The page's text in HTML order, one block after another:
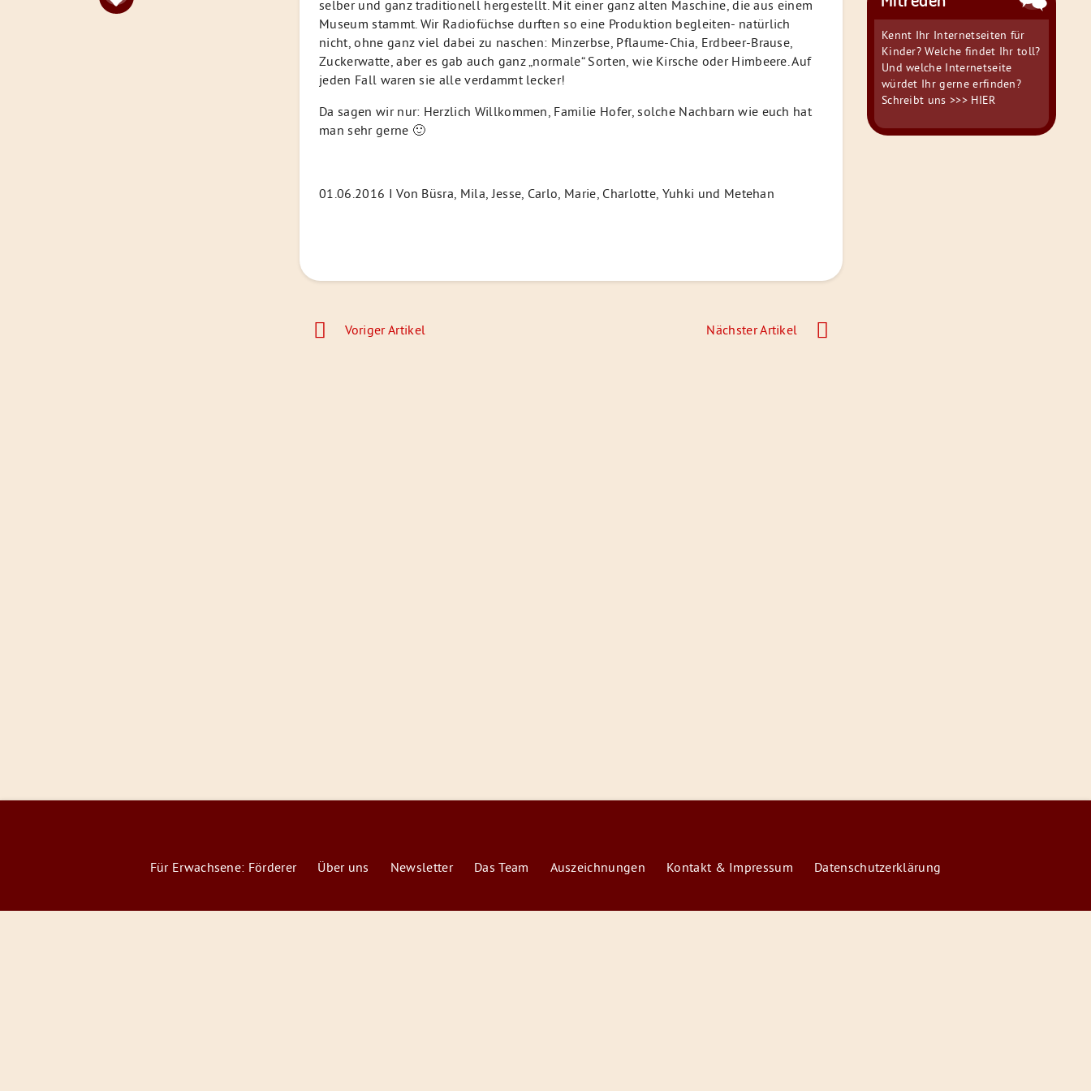
selber und ganz traditionell hergestellt. Mit einer ganz alten Maschine, die aus einem
Museum stammt. Wir Radiofüchse durften so eine Produktion begleiten- natürlich
nicht, ohne ganz viel dabei zu naschen: Minzerbse, Pflaume-Chia, Erdbeer-Brause,
Zuckerwatte, aber es gab auch ganz „normale“ Sorten, wie Kirsche oder Himbeere. Auf
jeden Fall waren sie alle verdammt lecker!
Da sagen wir nur: Herzlich Willkommen, Familie Hofer, solche Nachbarn wie euch hat
man sehr gerne 🙂
01.06.2016 I Von Büsra, Mila, Jesse, Carlo, Marie, Charlotte, Yuhki und Metehan
Beitragsnavigation
Voriger Artikel Nächster Artikel
Kennt Ihr Internetseiten für
Kinder? Welche findet Ihr toll?
Und welche Internetseite
würdet Ihr gerne erfinden?
Schreibt uns>>> HIER
Für Erwachsene: Förderer Über uns Newsletter Das Team Auszeichnungen Kontakt & Impressum Datenschutzerklärung